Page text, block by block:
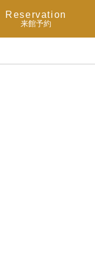
Reservation
来館予約